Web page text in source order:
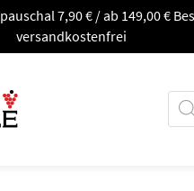
pauschal 7,90 € / ab 149,00 €
versandkostenfrei